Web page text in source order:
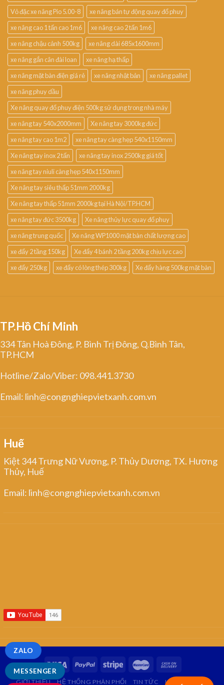
Vỏ đặc xe nâng Pio 5.00-8
xe nâng bán tự động quay đổ phuy
xe nâng cao 1 tấn cao 1m6
xe nâng cao 2 tấn 1m6
xe nâng chậu cảnh 500kg
xe nâng dài 685x1600mm
xe nâng gắn cân đài loan
xe nâng hạ thấp
xe nâng mặt bàn điện giá rẻ
xe nâng nhật bản
xe nâng pallet
xe nâng phuy dầu
Xe nâng quay đổ phuy điện 500kg sử dụng trong nhà máy
xe nâng tay 540x2000mm
Xe nâng tay 3000kg đức
xe nâng tay cao 1m2
xe nâng tay càng hẹp 540x1150mm
Xe nâng tay inox 2 tấn
xe nâng tay inox 2500kg giá tốt
xe nâng tay niuli càng hẹp 540x1150mm
Xe nâng tay siêu thấp 51mm 2000kg
Xe nâng tay thấp 51mm 2000kg tại Hà Nội/TP.HCM
xe nâng tay đức 3500kg
Xe nâng thủy lực quay đổ phuy
xe nâng trung quốc
Xe nâng WP1000 mặt bàn chất lượng cao
xe đẩy 2 tầng 150kg
Xe đẩy 4 bánh 2 tầng 200kg chịu lực cao
xe đẩy 250kg
xe đẩy có lòng thép 300kg Xe đẩy hàng 500kg mặt bàn
TP.Hồ Chí Minh
334 Tân Hoà Đông, P. Bình Trị Đông, Q.Bình Tân,
TP.HCM
Hotline/Zalo/Viber: 098.441.3730
Email: linh@congnghiepvietxanh.com.vn
Huế
Kiệt 344 Trưng Nữ Vương, P. Thủy Dương, TX. Hương
Thủy, Huế
Email: linh@congnghiepvietxanh.com.vn
GIỚI THIỆU HỆ THỐNG PHÂN PHỐI TIN TỨC LIÊN HỆ
MESSENGER
ZALO